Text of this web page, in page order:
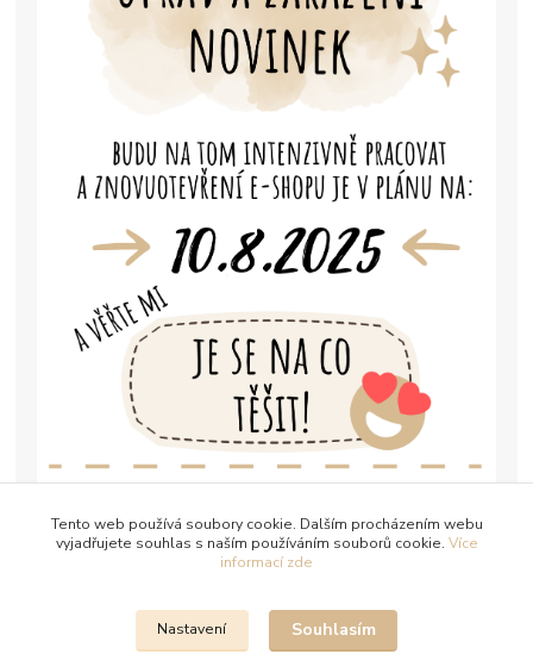
Tento web používá soubory cookie. Dalším procházením webu
vyjadřujete souhlas s naším používáním souborů cookie. Více
informací zde
Nastavení Souhlasím